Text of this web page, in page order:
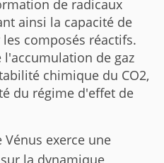
de radicaux
ainsi la capacité de
composés réactifs.
l'accumulation de gaz
chimique du CO2,
du régime d'effet de
exerce une